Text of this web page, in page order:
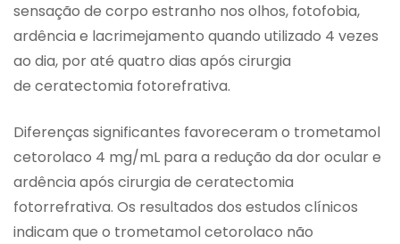
sensação de corpo estranho nos olhos, fotofobia,
ardência e lacrimejamento quando utilizado 4 vezes
ao dia, por até quatro dias após cirurgia
de ceratectomia fotorefrativa.
Diferenças significantes favoreceram o trometamol
cetorolaco 4 mg/mL para a redução da dor ocular e
ardência após cirurgia de ceratectomia
fotorrefrativa. Os resultados dos estudos clínicos
indicam que o trometamol cetorolaco não